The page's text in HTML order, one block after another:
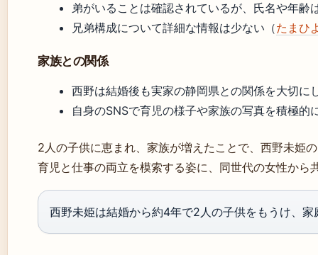
弟がいることは確認されているが、氏名や年
兄弟構成について詳細な情報は少ない（たまひ
家族との関係
西野は結婚後も実家の静岡県との関係を大切に
自身のSNSで育児の様子や家族の写真を積極
2人の子供に恵まれ、家族が増えたことで、西野未姫
育児と仕事の両立を模索する姿に、同世代の女性から
西野未姫は結婚から約4年で2人の子供をもうけ、